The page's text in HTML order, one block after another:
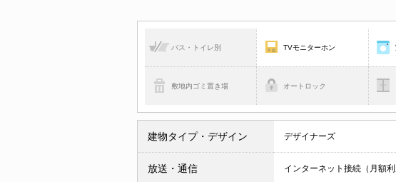
バス・トイレ別 TVモニターホン
敷地内ゴミ置き場 オートロック
建物タイプ・デザイン デザイナーズ
放送・通信 インターネット接続（月額利